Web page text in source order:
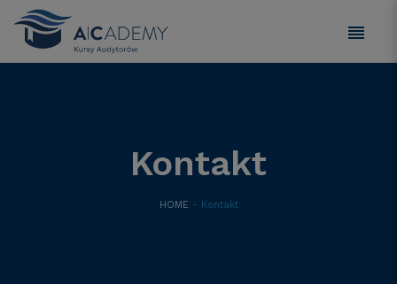
Kontakt
HOME- Kontakt